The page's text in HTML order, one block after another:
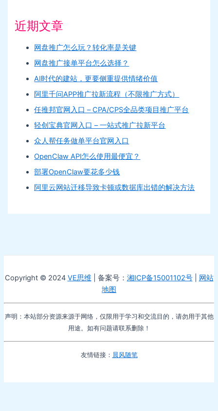
近期文章
网盘推广怎么玩？转化率是关键
网盘推广接单平台怎么选择？
AI时代的建站，更要侧重提供情绪价值
阿里千问APP推广拉新流程（不限推广方式）
任推邦官网入口 – CPA/CPS全品类项目推广平台
轻创宝典官网入口 – 一站式推广拉新平台
众人帮任务做单平台官网入口
OpenClaw API怎么使用最便宜？
部署OpenClaw要花多少钱
阿里云网站迁移导致卡顿或数据库出错的解决方法
Copyright © 2024 VE思维 | 备案号： 湘ICP备15001102号| 网站
地图
声明：本站部分资源来源于网络，仅限用于学习和交流目的，请勿用于其他
用途。如有问题请联系删除！
友情链接： 晨风随笔